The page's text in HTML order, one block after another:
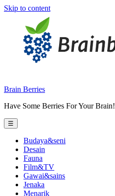
Skip to content
Brain Berries
Have Some Berries For Your Brain!
☰
Budaya&seni
Desain
Fauna
Film&TV
Gawai&sains
Jenaka
Menarik